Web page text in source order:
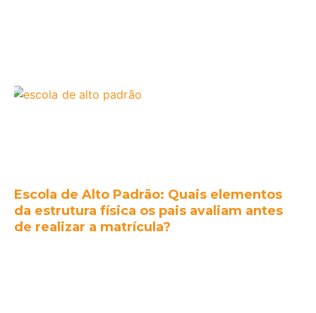
Escola de Alto Padrão: Quais elementos
da estrutura física os pais avaliam antes
de realizar a matrícula?